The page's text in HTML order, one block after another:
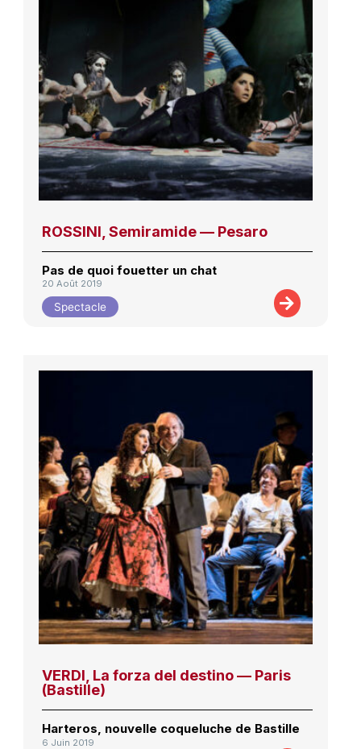
ROSSINI, Semiramide — Pesaro
Pas de quoi fouetter un chat
20 Août 2019
Spectacle
VERDI, La forza del destino — Paris
(Bastille)
Harteros, nouvelle coqueluche de Bastille
6 Juin 2019